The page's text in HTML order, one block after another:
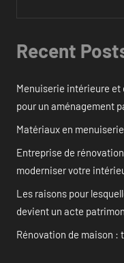
Recent
Menuiserie intérieure et
pour un aménagement
Matériaux en
Entreprise de
moderniser votre
Les raisons pour
devient un acte
Rénovation de maison :